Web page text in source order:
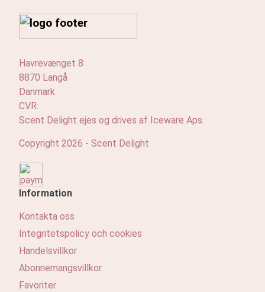
Havrevænget 8
8870 Langå
Danmark
CVR:
Scent Delight ejes og drives af Iceware Aps.
Copyright 2026 - Scent Delight
Information
Kontakta oss
Integritetspolicy och cookies
Handelsvillkor
Abonnemangsvillkor
Favoriter